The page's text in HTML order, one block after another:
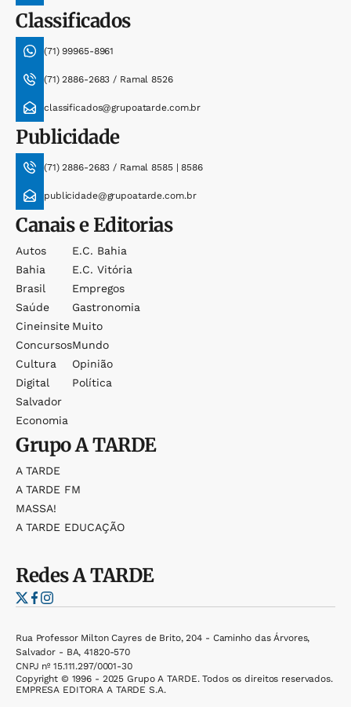
Classificados
(71) 99965-8961
(71) 2886-2683 / Ramal 8526
classificados@grupoatarde.com.br
Publicidade
(71) 2886-2683 / Ramal 8585 | 8586
publicidade@grupoatarde.com.br
Canais e Editorias
Autos
Bahia
Brasil
Saúde
Cineinsite
Concursos
Cultura
Digital
Salvador
Economia
E.c. Bahia
E.c. Vitória
Empregos
Gastronomia
Muito
Mundo
Opinião
Política
GrupoA TARDE
A TARDE
A TARDE FM
MASSA!
A TARDE EDUCAÇÃO
RedesA TARDE
Rua Professor Milton Cayres de Brito, 204 - Caminho das Árvores,
Salvador - BA, 41820-570
CNPJ nº 15.111.297/0001-30
Copyright © 1996 - 2025 Grupo A TARDE. Todos os direitos reservados.
EMPRESA EDITORA A TARDE S.A.